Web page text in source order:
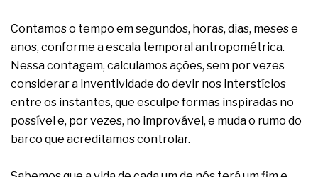
Contamos o tempo em segundos, horas, dias, meses e
anos, conforme a escala temporal antropométrica.
Nessa contagem, calculamos ações, sem por vezes
considerar a inventividade do devir nos interstícios
entre os instantes, que esculpe formas inspiradas no
possível e, por vezes, no improvável, e muda o rumo do
barco que acreditamos controlar.